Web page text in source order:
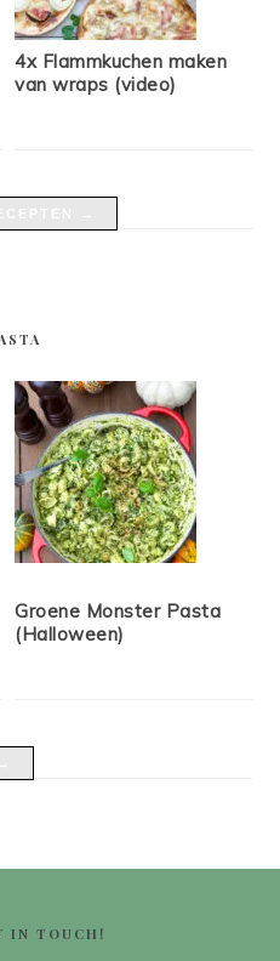
4x Flammkuchen maken
van wraps (video)
Groene Monster Pasta
(Halloween)
IN TOUCH!